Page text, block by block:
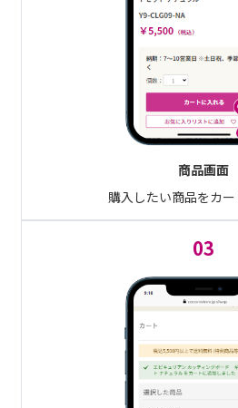
商品画面
購入したい商品をカ
03